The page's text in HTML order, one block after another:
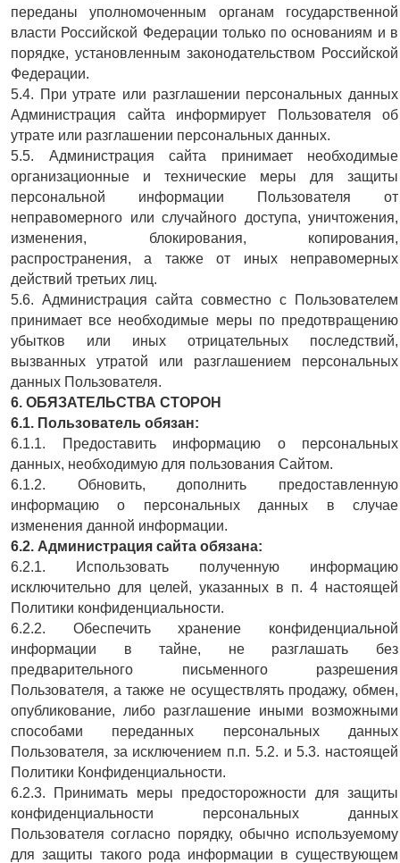
переданы уполномоченным органам государственной
власти Российской Федерации только по основаниям и в
порядке, установленным законодательством Российской
Федерации.
5.4. При утрате или разглашении персональных данных
Администрация сайта информирует Пользователя об
утрате или разглашении персональных данных.
5.5. Администрация сайта принимает необходимые
организационные и технические меры для защиты
персональной информации Пользователя от
неправомерного или случайного доступа, уничтожения,
изменения, блокирования, копирования,
распространения, а также от иных неправомерных
действий третьих лиц.
5.6. Администрация сайта совместно с Пользователем
принимает все необходимые меры по предотвращению
убытков или иных отрицательных последствий,
вызванных утратой или разглашением персональных
данных Пользователя.
6. ОБЯЗАТЕЛЬСТВА СТОРОН
6.1. Пользователь обязан:
6.1.1. Предоставить информацию о персональных
данных, необходимую для пользования Сайтом.
6.1.2. Обновить, дополнить предоставленную
информацию о персональных данных в случае
изменения данной информации.
6.2. Администрация сайта обязана:
6.2.1. Использовать полученную информацию
исключительно для целей, указанных в п. 4 настоящей
Политики конфиденциальности.
6.2.2. Обеспечить хранение конфиденциальной
информации в тайне, не разглашать без
предварительного письменного разрешения
Пользователя, а также не осуществлять продажу, обмен,
опубликование, либо разглашение иными возможными
способами переданных персональных данных
Пользователя, за исключением п.п. 5.2. и 5.3. настоящей
Политики Конфиденциальности.
6.2.3. Принимать меры предосторожности для защиты
конфиденциальности персональных данных
Пользователя согласно порядку, обычно используемому
для защиты такого рода информации в существующем